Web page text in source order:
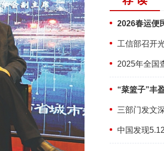
2026春运便
2025年全国
“菜篮子”丰